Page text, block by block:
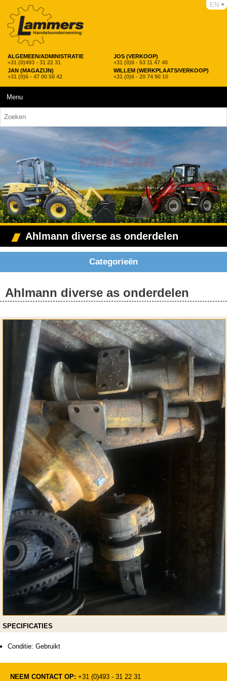
ALGEMEEN/ADMINISTRATIE
+31 (0)493 - 31 22 31
JOS (VERKOOP)
+31 (0)6 - 53 11 47 40
JAN (MAGAZIJN)
+31 (0)6 - 47 00 50 42
WILLEM (WERKPLAATS/VERKOOP)
+31 (0)6 - 20 74 90 10
EN
Menu
Ahlmann diverse as onderdelen
Categorieën
Ahlmann diverse as onderdelen
SPECIFICATIES
Conditie: Gebruikt
NEEM CONTACT OP: +31 (0)493 - 31 22 31